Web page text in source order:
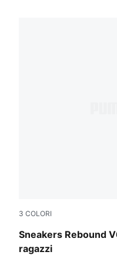
3 COLORI
Sneakers Rebound
ragazzi
PUMA White-PUMA